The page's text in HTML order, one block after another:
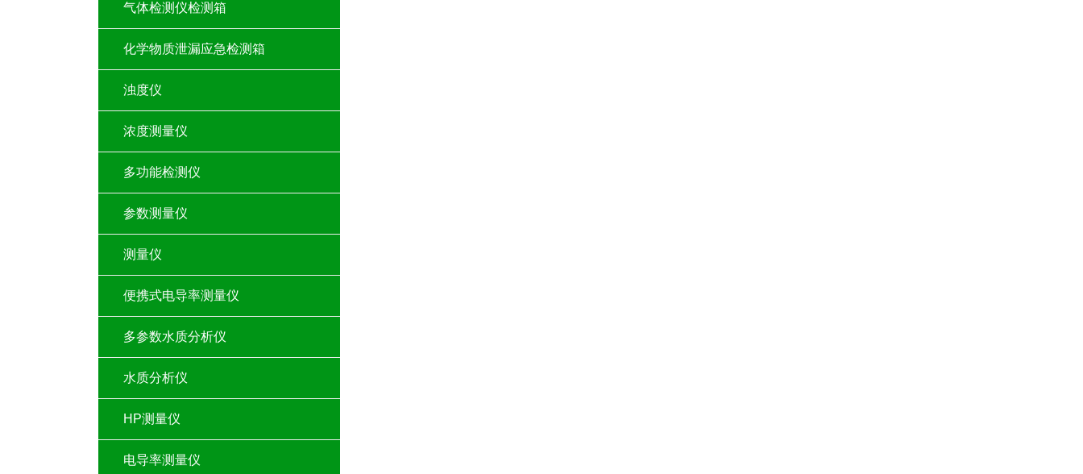
气体检测仪检测箱
化学物质泄漏应急检测箱
浊度仪
浓度测量仪
多功能检测仪
参数测量仪
测量仪
便携式电导率测量仪
多参数水质分析仪
水质分析仪
HP测量仪
电导率测量仪